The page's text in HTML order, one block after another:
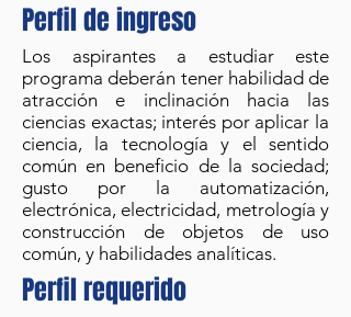
Perfil de ingreso
Los aspirantes a estudiar este
programa deberán tener habilidad de
atracción e inclinación hacia las
ciencias exactas; interés por aplicar la
ciencia, la tecnología y el sentido
común en beneficio de la sociedad;
gusto por la automatización,
electrónica, electricidad, metrología y
construcción de objetos de uso
común, y habilidades analíticas.
Perfil requerido